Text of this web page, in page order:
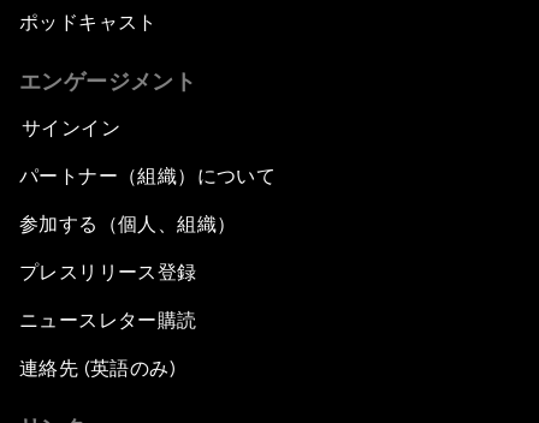
ポッドキャスト
エンゲージメント
サインイン
パートナー（組織）について
参加する（個人、組織）
プレスリリース登録
ニュースレター購読
連絡先 (英語のみ)